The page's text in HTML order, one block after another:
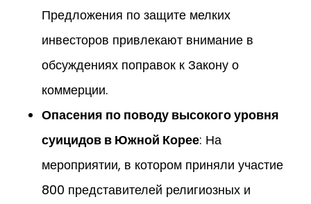
Предложения по защите мелких
инвесторов привлекают внимание в
обсуждениях поправок к Закону о
коммерции.
Опасения по поводу высокого уровня
суицидов в Южной Корее: На
мероприятии, в котором приняли участие
800 представителей религиозных и